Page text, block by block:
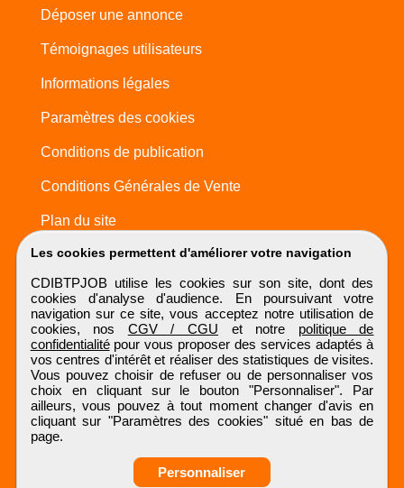
Les cookies permettent d'améliorer votre navigation
CDIBTPJOB utilise les cookies sur son site, dont des
cookies d'analyse d'audience. En poursuivant votre
navigation sur ce site, vous acceptez notre utilisation de
cookies, nos CGV / CGU et notre politique de
confidentialitépour vous proposer des services adaptés à
vos centres d'intérêt et réaliser des statistiques de visites.
Vous pouvez choisir de refuser ou de personnaliser vos
choix en cliquant sur le bouton "Personnaliser". Par
ailleurs, vous pouvez à tout moment changer d'avis en
cliquant sur "Paramètres des cookies" situé en bas de
page.
Personnaliser
Déposer une annonce
Témoignages utilisateurs
Informations légales
Paramètres des cookies
Conditions de publication
Conditions Générales de Vente
Plan du site